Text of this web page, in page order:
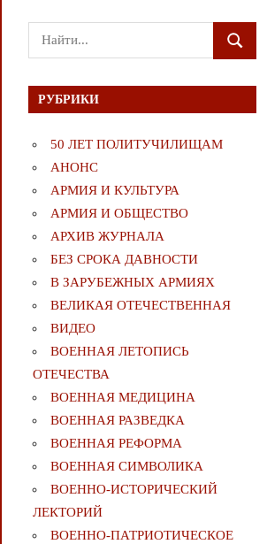
Поиск
для:
ПОИСК
РУБРИКИ
50 ЛЕТ ПОЛИТУЧИЛИЩАМ
АНОНС
АРМИЯ И КУЛЬТУРА
АРМИЯ И ОБЩЕСТВО
АРХИВ ЖУРНАЛА
БЕЗ СРОКА ДАВНОСТИ
В ЗАРУБЕЖНЫХ АРМИЯХ
ВЕЛИКАЯ ОТЕЧЕСТВЕННАЯ
ВИДЕО
ВОЕННАЯ ЛЕТОПИСЬ
ОТЕЧЕСТВА
ВОЕННАЯ МЕДИЦИНА
ВОЕННАЯ РАЗВЕДКА
ВОЕННАЯ РЕФОРМА
ВОЕННАЯ СИМВОЛИКА
ВОЕННО-ИСТОРИЧЕСКИЙ
ЛЕКТОРИЙ
ВОЕННО-ПАТРИОТИЧЕСКОЕ